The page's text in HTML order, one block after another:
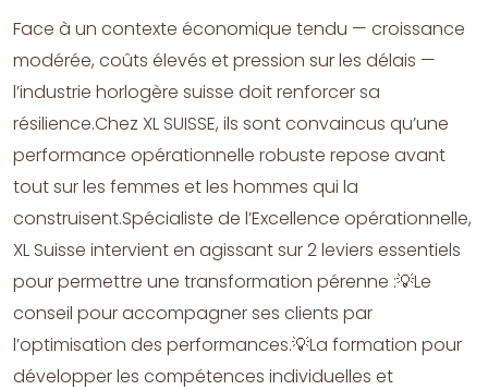
Face à un contexte économique tendu — croissance
modérée, coûts élevés et pression sur les délais —
l’industrie horlogère suisse doit renforcer sa
résilience.Chez XL SUISSE, ils sont convaincus qu’une
performance opérationnelle robuste repose avant
tout sur les femmes et les hommes qui la
construisent.Spécialiste de l’Excellence opérationnelle,
XL Suisse intervient en agissant sur 2 leviers essentiels
pour permettre une transformation pérenne :💡Le
conseil pour accompagner ses clients par
l’optimisation des performances.💡La formation pour
développer les compétences individuelles et